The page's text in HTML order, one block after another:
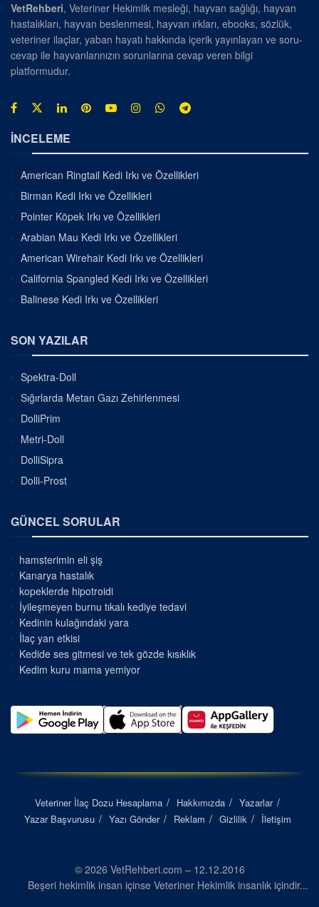
VetRehberi, Veteriner Hekimlik mesleği, hayvan sağlığı, hayvan
hastalıkları, hayvan beslenmesi, hayvan ırkları, ebooks, sözlük,
veteriner ilaçlar, yaban hayatı hakkında içerik yayınlayan ve soru-
cevap ile hayvanlarınızın sorunlarına cevap veren bilgi
platformudur.
İNCELEME
American Ringtail Kedi Irkı ve Özellikleri
Birman Kedi Irkı ve Özellikleri
Pointer Köpek Irkı ve Özellikleri
Arabian Mau Kedi Irkı ve Özellikleri
American Wirehair Kedi Irkı ve Özellikleri
California Spangled Kedi Irkı ve Özellikleri
Balinese Kedi Irkı ve Özellikleri
SON YAZILAR
Spektra-Doll
Sığırlarda Metan Gazı Zehirlenmesi
DolliPrim
Metri-Doll
DolliSipra
Dolli-Prost
GÜNCEL SORULAR
hamsterimin eli şiş
Kanarya hastalık
kopeklerde hipotroidi
İyileşmeyen burnu tıkalı kediye tedavi
Kedinin kulağındaki yara
İlaç yan etkisi
Kedide ses gitmesi ve tek gözde kısıklık
Kedim kuru mama yemiyor
Veteriner İlaç Dozu Hesaplama Hakkımızda
Yazarlar
Yazar Başvurusu
Yazı Gönder Reklam Gizlilik İletişim
© 2026 VetRehberi.com – 12.12.2016
Beşeri hekimlik insan içinse Veteriner Hekimlik insanlık içindir...